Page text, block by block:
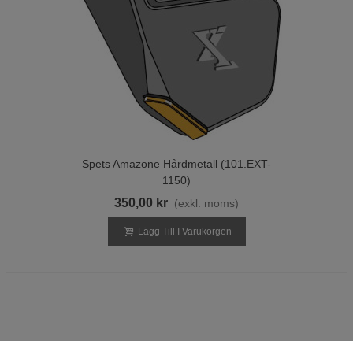
Spets Amazone Hårdmetall (101.EXT-
1150)
350,00 kr (exkl. moms)
Lägg Till I Varukorgen